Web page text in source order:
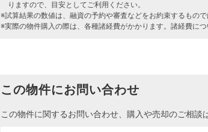
りますので、目安としてご利用ください。
※試算結果の数値は、融資の予約や審査などをお約束するもので
※実際の物件購入の際は、各種諸経費がかかります。諸経費につ
この物件にお問い合わせ
この物件に関するお問い合わせ、購入や売却のご相談